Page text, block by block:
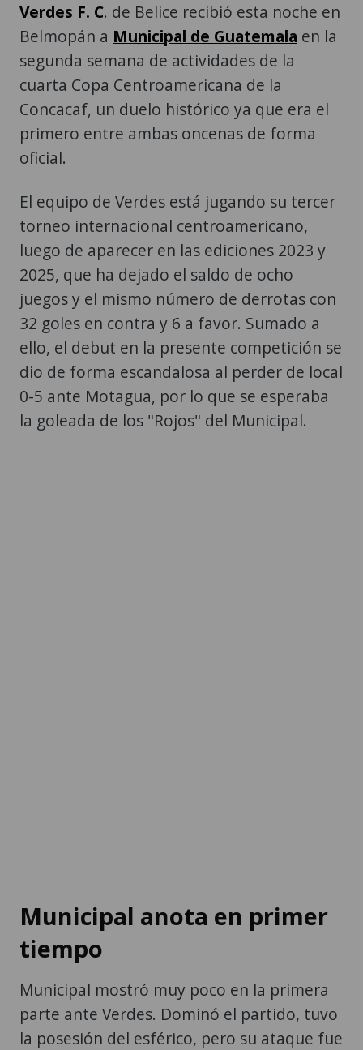
Verdes F. C. de Belice recibió esta noche en
Belmopán a Municipal de Guatemala en la
segunda semana de actividades de la
cuarta Copa Centroamericana de la
Concacaf, un duelo histórico ya que era el
primero entre ambas oncenas de forma
oficial.
El equipo de Verdes está jugando su tercer
torneo internacional centroamericano,
luego de aparecer en las ediciones 2023 y
2025, que ha dejado el saldo de ocho
juegos y el mismo número de derrotas con
32 goles en contra y 6 a favor. Sumado a
ello, el debut en la presente competición se
dio de forma escandalosa al perder de local
0-5 ante Motagua, por lo que se esperaba
la goleada de los "Rojos" del Municipal.
Municipal anota en primer
tiempo
Municipal mostró muy poco en la primera
parte ante Verdes. Dominó el partido, tuvo
la posesión del esférico, pero su ataque fue